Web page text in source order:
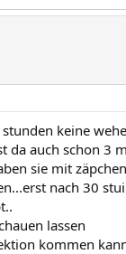
keine
da auch schon 3
sie mit
nach 30
lassen
kommen